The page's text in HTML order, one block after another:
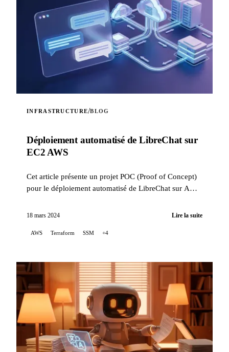
INFRASTRUCTURE/BLOG
Déploiement automatisé de LibreChat sur
EC2 AWS
Cet article présente un projet POC (Proof of Concept)
pour le déploiement automatisé de LibreChat sur AWS
18 mars 2024 Lire la suite
AWS Terraform SSM +4